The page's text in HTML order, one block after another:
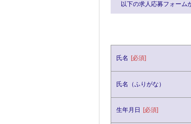
以下の求人応募フォーム
氏名 [必須]
氏名（ふりがな）
生年月日 [必須]